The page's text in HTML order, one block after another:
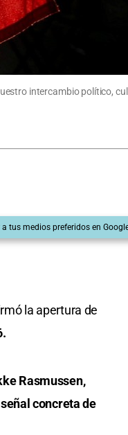
intercambio político,
a tus medios preferidos en
la apertura de
Rasmussen,
concreta de